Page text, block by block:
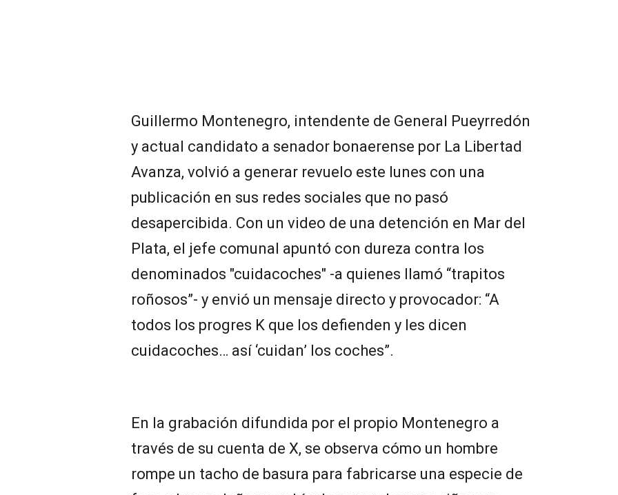
Guillermo Montenegro, intendente de General Pueyrredón
y actual candidato a senador bonaerense por La Libertad
Avanza, volvió a generar revuelo este lunes con una
publicación en sus redes sociales que no pasó
desapercibida. Con un video de una detención en Mar del
Plata, el jefe comunal apuntó con dureza contra los
denominados "cuidacoches" -a quienes llamó “trapitos
roñosos”- y envió un mensaje directo y provocador: “A
todos los progres K que los defienden y les dicen
cuidacoches… así ‘cuidan’ los coches”.
En la grabación difundida por el propio Montenegro a
través de su cuenta de X, se observa cómo un hombre
rompe un tacho de basura para fabricarse una especie de